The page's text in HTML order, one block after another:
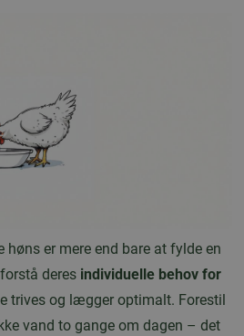
er mere end bare at fylde en
deres individuelle behov for
trives og lægger optimalt. Forestil
vand to gange om dagen – det